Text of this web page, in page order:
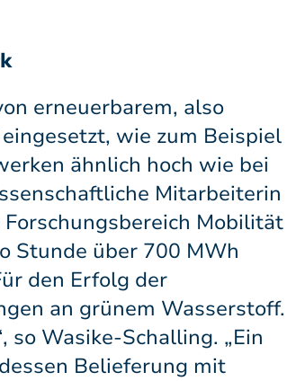
erneuerbarem, also
wie zum Beispiel
ähnlich hoch wie bei
Mitarbeiterin
Mobilität
Stunde über 700 MWh
den Erfolg der
an grünem Wasserstoff.
Wasike-Schalling. „Ein
Belieferung mit